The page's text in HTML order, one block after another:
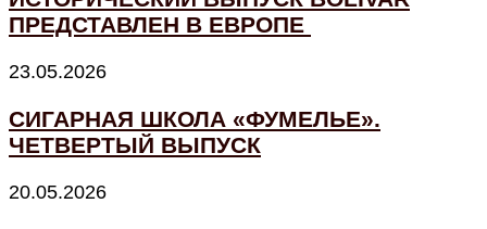
ПРЕДСТАВЛЕН В ЕВРОПЕ
23.05.2026
СИГАРНАЯ ШКОЛА «ФУМЕЛЬЕ».
ЧЕТВЕРТЫЙ ВЫПУСК
20.05.2026